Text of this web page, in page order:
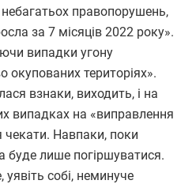
правопорушень,
за 7 місяців 2022 року».
випадки угону
територіях».
взнаки, виходить, і на
випадках на «виправлення
чекати. Навпаки, поки
буде лише погіршуватися.
собі, неминуче